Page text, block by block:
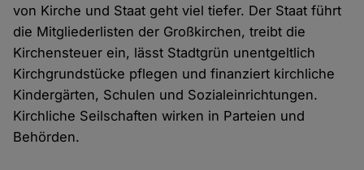
von Kirche und Staat geht viel tiefer. Der Staat führt
die Mitgliederlisten der Großkirchen, treibt die
Kirchensteuer ein, lässt Stadtgrün unentgeltlich
Kirchgrundstücke pflegen und finanziert kirchliche
Kindergärten, Schulen und Sozialeinrichtungen.
Kirchliche Seilschaften wirken in Parteien und
Behörden.